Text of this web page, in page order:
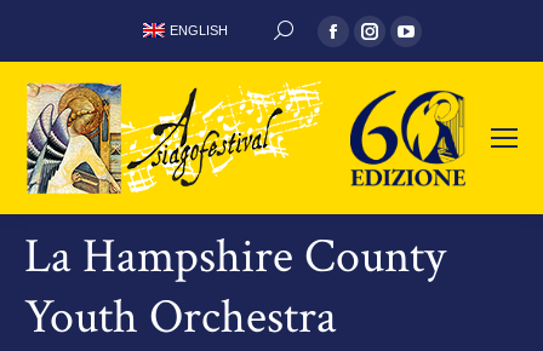
ENGLISH CERCA:
Facebook
page
opens
in
new
window
Instagram
page
opens
in
new
window
YouTube
page
opens
new
window
La Hampshire County
Youth Orchestra